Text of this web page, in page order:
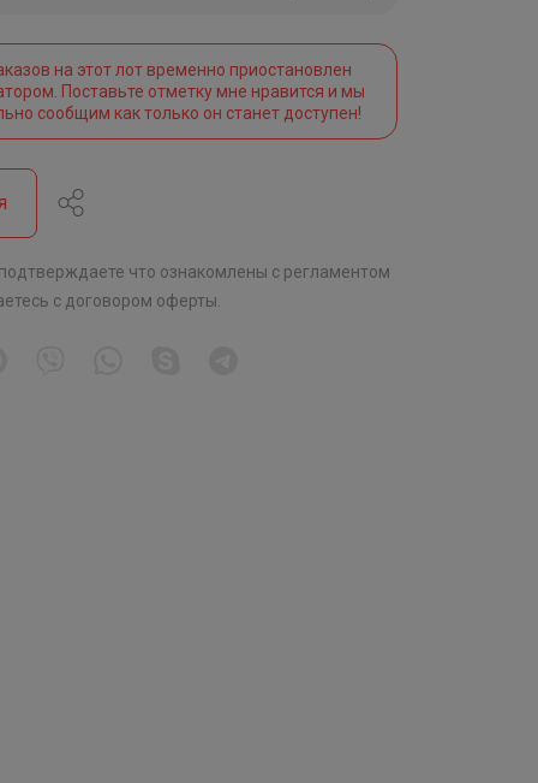
на этот лот временно приостановлен
Поставьте отметку мне нравится и мы
сообщим как только он станет доступен!
что ознакомлены с регламентом
с договором оферты